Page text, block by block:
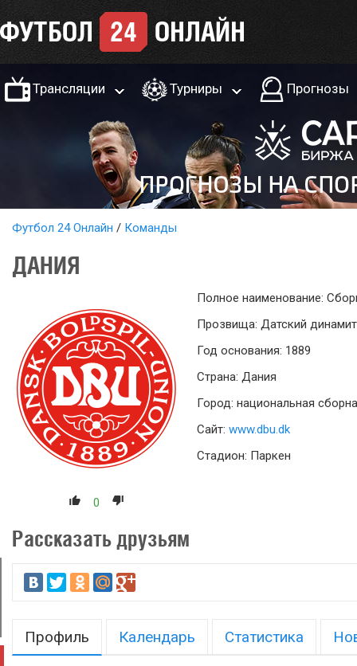
Трансляции Турниры Прогнозы
Футбол 24 Онлайн Команды
ДАНИЯ
0
Полное наименование:
Прозвища: Датский динамит
Год основания: 1889
Страна: Дания
Город: национальная
Сайт: www.dbu.dk
Стадион: Паркен
Рассказать друзьям
Профиль Календарь Статистика